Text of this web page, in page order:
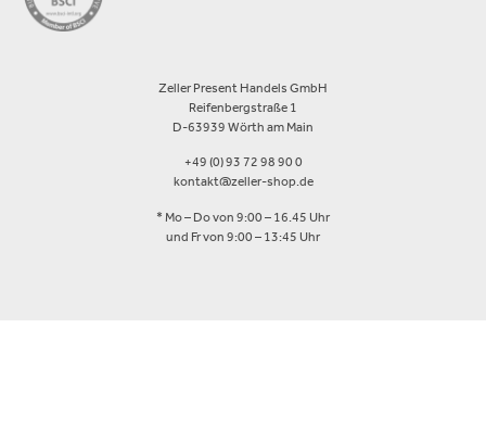
Zeller Present Handels GmbH
Reifenbergstraße 1
D-63939 Wörth am Main
+49 (0) 93 72 98 90 0
kontakt@zeller-shop.de
* Mo – Do von 9:00 – 16.45 Uhr
und Fr von 9:00 – 13:45 Uhr